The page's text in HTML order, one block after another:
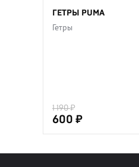
ГЕТРЫ PUMA
Гетры
1 190
600